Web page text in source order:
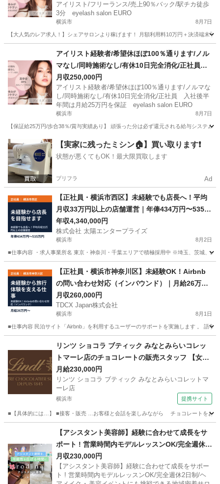
アイリスト/フリーランス/売上90％バック/駅チカ徒歩
3分 eyelash salon EURO
横浜市 8月7日
【大人気のレア求人！】シェアサロンより稼げます！ 月額利用料10万円＋決済端末
美容師 フリーランス
アイリスト経験者/希望休ほぼ100％通ります/ノル
マなし/同時施術なし/有休10日完全消化/正社員
入社後半年間は月給25万円を保証 eyelash salo
n EURO
月収250,000円
アイリスト経験者/希望休ほぼ100％通ります/ノルマな
し/同時施術なし/有休10日完全消化/正社員 入社後半
年間は月給25万円を保証 eyelash salon EURO
横浜市 8月7日
【保証給25万円/歩合38％/賞与実績あり】 頑張った分は必ず還元される給与システ
横浜市 美容師 未経験
【実家に残ったミシン🏠】買い取ります❗️
状態が悪くてもOK！最大限買取します
プリフラ Ad
【正社員・横浜市西区】未経験でも店長へ！平均
月収33万円以上の店舗運営｜年俸434万円〜535万
円
年収4,340,000円
株式会社 太陽エンタープライズ
横浜市 8月2日
■仕事内容 ・求人事業所名 東京・神奈川・千葉エリアで積極採用中 ※埼玉、茨城、山
サービス業 未経験
【正社員・横浜市神奈川区】未経験OK！Airbnb
の問い合わせ対応（インバウンド）｜月給26万
円〜
月収260,000円
TDCX Japan株式会社
横浜市 8月1日
■仕事内容 民泊サイト「Airbnb」を利用するユーザーのサポートを実施します 。 語
業務
リンツ ショコラ ブティック みなとみらいコレッ
トマーレ店のチョコレートの販売スタッフ 【女性
活躍中】
月給230,000円
リンツ ショコラ ブティック みなとみらいコレットマ
ーレ店
横浜市 提携サイト
■【具体的には…】 ■接客・販売 …お客様と会話を楽しみながら チョコレートをおす
【アシスタント美容師】経験に合わせて成長をサ
ポート ! 営業時間内モデルレッスンOK/完全週休2
日制/ヘアメイク ･ 美容イベントにも挑戦できる地
域密着サロン 株式会社SKTカンパニー
月収230,000円
【アシスタント美容師】経験に合わせて成長をサポー
ト ! 営業時間内モデルレッスンOK/完全週休2日制/ヘ